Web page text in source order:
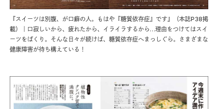
『スイーツは別腹、が口癖の人。もはや『糖質依存症』です』（本誌P38掲
載）｜口寂しいから、疲れたから、イライラするから…理由をつけてはスイ
ーツをぱくり。そんな日々が続けば、糖質依存症へまっしぐら。さまざまな
健康障害が待ち構えている！